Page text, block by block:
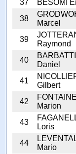
37
BESOMI
38
Marcel
39
Raymond
40
Daniel
41
Gilbert
42
FONTAINE
Marion
43
Loris
44
Mario